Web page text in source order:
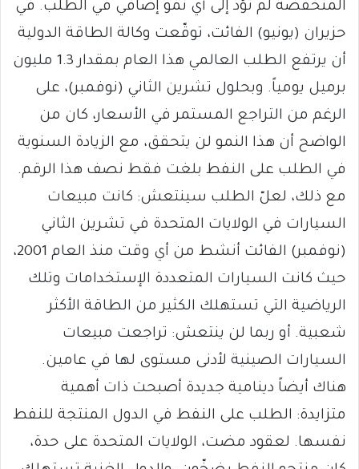
المنخفضة لم تؤدِّ إلى أي نمو إضافي في الطلب. في
حزيران (يونيو) الفائت، توقّعت وكالة الطاقة الدولية
أن يرتفع الطلب العالمي هذا العام بمقدار 1.3 مليون
برميل يومياً. وبحلول تشرين الثاني (نوفمبر)، على
الرغم من التراجع المستمر في الأسعار، كان من
الواضح أن هذا النمو لن يتحقق، مع الزيادة السنوية
في الطلب على النفط بلغت فقط نصف هذا الرقم.
مع ذلك، لعلّ الطلب سينتعش: كانت مبيعات
السيارات في الولايات المتحدة في تشرين الثاني
(نوفمبر) الفائت أنشط من أي وقت منذ العام 2001،
حيث كانت السيارات المتعددة الإستخدامات وتلك
الرياضية التي تستهلك الكثير من الطاقة الأكثر
شعبية. أو ربما لن ينتعش: تراجعت مبيعات
السيارات الصينية لأدنى مستوى لها في عامين.
هناك أيضاً دينامية جديدة أصبحت ذات أهمية
متزايدة: الطلب على النفط في الدول المنتجة للنفط
نفسها. لعقود مضت، الولايات المتحدة على حدة،